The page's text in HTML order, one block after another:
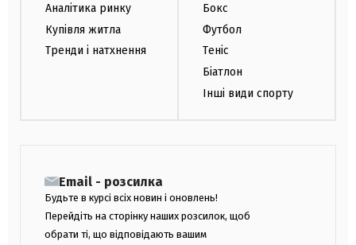
Аналітика ринку
Купівля житла
Тренди і натхнення
Бокс
Футбол
Теніс
Біатлон
Інші види спорту
Email - розсилка
Будьте в курсі всіх новин і оновлень!
Перейдіть на сторінку наших розсилок, щоб
обрати ті, що відповідають вашим